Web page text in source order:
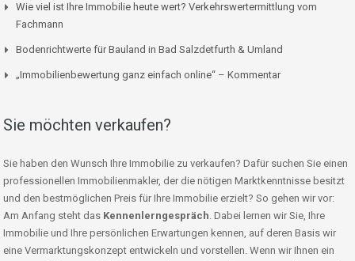
Wie viel ist Ihre Immobilie heute wert? Verkehrswertermittlung vom
Fachmann
Bodenrichtwerte für Bauland in Bad Salzdetfurth & Umland
„Immobilienbewertung ganz einfach online“ – Kommentar
Sie möchten verkaufen?
Sie haben den Wunsch Ihre Immobilie zu verkaufen? Dafür suchen Sie einen
professionellen Immobilienmakler, der die nötigen Marktkenntnisse besitzt
und den bestmöglichen Preis für Ihre Immobilie erzielt? So gehen wir vor:
Am Anfang steht das Kennenlerngespräch. Dabei lernen wir Sie, Ihre
Immobilie und Ihre persönlichen Erwartungen kennen, auf deren Basis wir
eine Vermarktungskonzept entwickeln und vorstellen. Wenn wir Ihnen ein